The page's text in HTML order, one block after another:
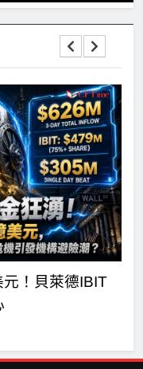
！貝萊德IBIT